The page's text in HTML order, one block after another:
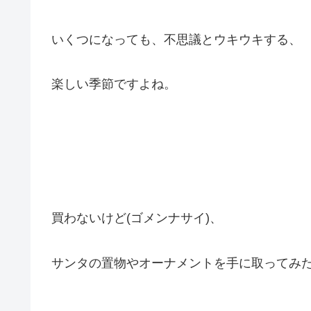
いくつになっても、不思議とウキウキする、
楽しい季節ですよね。
買わないけど(ゴメンナサイ)、
サンタの置物やオーナメントを手に取ってみ